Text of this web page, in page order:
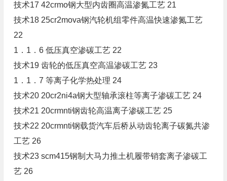
技术17 42crmo钢大型内齿圈高温渗氮工艺 21
技术18 25cr2mova钢汽轮机组零件高温快速渗氮工艺
22
1．1．6 低压真空渗碳工艺 22
技术19 齿轮的低压真空高温渗碳工艺 23
1．1．7 等离子化学热处理 24
技术20 20cr2ni4a钢大型轴承滚柱等离子渗碳工艺 24
技术21 20crmnti钢齿轮高温离子渗碳工艺 25
技术22 20crmnti钢载货汽车后桥从动齿轮离子碳氮共渗
工艺 26
技术23 scm415钢制大马力推土机履带销套离子渗碳工
艺 26